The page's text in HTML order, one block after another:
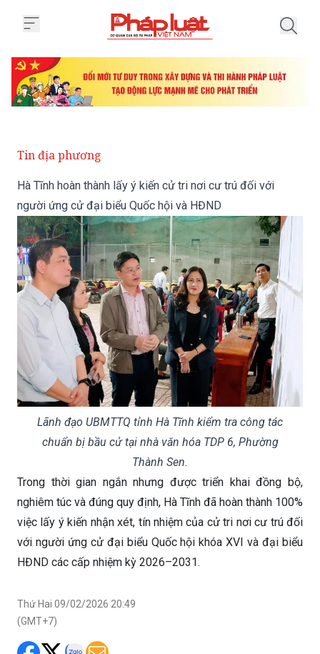
Tin địa phương
Hà Tĩnh hoàn thành lấy ý kiến cử tri nơi cư trú đối với
người ứng cử đại biểu Quốc hội và HĐND
Lãnh đạo UBMTTQ tỉnh Hà Tĩnh kiểm tra công tác
chuẩn bị bầu cử tại nhà văn hóa TDP 6, Phường
Thành Sen.
Trong thời gian ngắn nhưng được triển khai đồng bộ,
nghiêm túc và đúng quy định, Hà Tĩnh đã hoàn thành 100%
việc lấy ý kiến nhận xét, tín nhiệm của cử tri nơi cư trú đối
với người ứng cử đại biểu Quốc hội khóa XVI và đại biểu
HĐND các cấp nhiệm kỳ 2026–2031.
Thứ Hai 09/02/2026 20:49
(GMT+7)